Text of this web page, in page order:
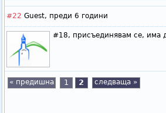
#22 Guest, преди 6 години
#18, присъединявам се, има
« предишна 1 2 следваща »